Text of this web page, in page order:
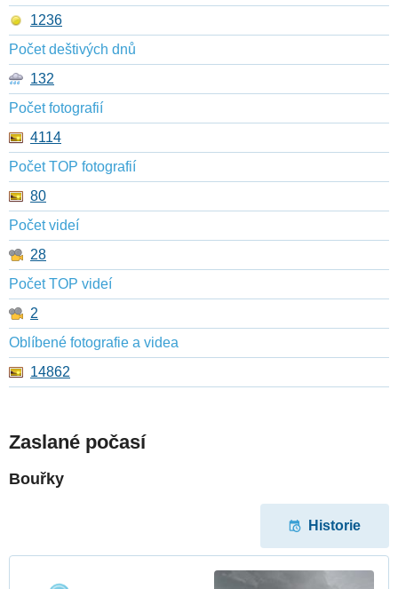
1236
Počet deštivých dnů
132
Počet fotografií
4114
Počet TOP fotografií
80
Počet videí
28
Počet TOP videí
2
Oblíbené fotografie a videa
14862
Zaslané počasí
Bouřky
Historie